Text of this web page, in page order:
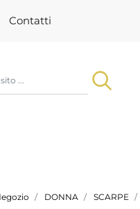
Contatti
DONNA SCARPE